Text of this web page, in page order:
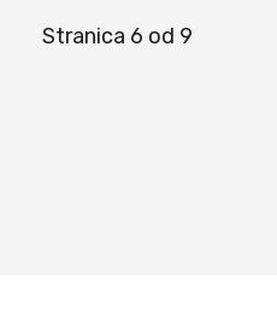
Stranica 6 od 9